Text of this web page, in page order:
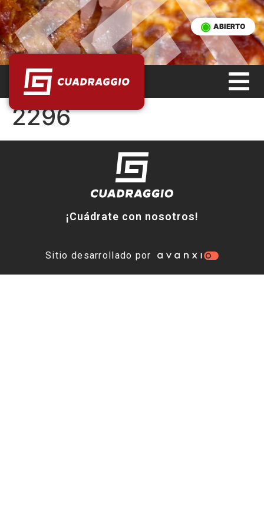
ABIERTO
2296
¡Cuádrate con nosotros!
Sitio desarrollado por